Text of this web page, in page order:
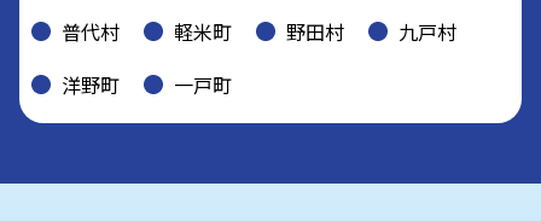
普代村
軽米町 野田村
九戸村
洋野町
一戸町